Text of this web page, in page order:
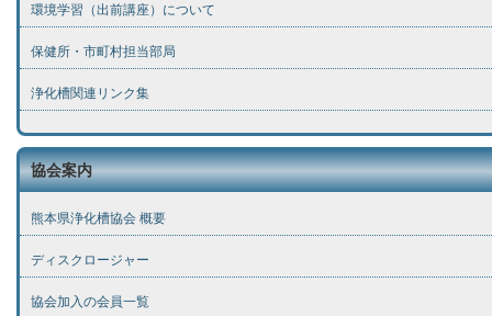
環境学習（出前講座）について
保健所・市町村担当部局
浄化槽関連リンク集
協会案内
熊本県浄化槽協会 概要
ディスクロージャー
協会加入の会員一覧